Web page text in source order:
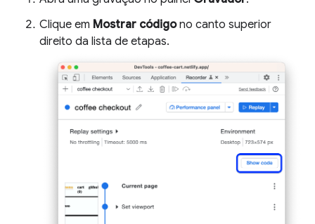
Clique em Mostrar códigono canto superior
direito da lista de etapas.